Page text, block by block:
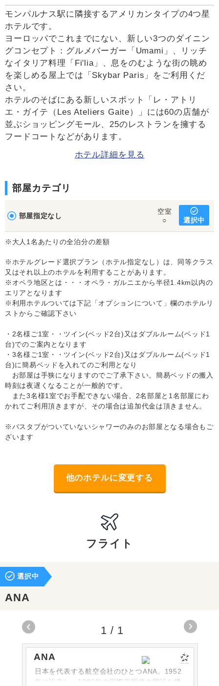
モンパルナス駅に隣接するアメリカンタイプの4つ星
ホテルです。
ヨーロッパでこれまでにない、新しい3つのダイニン
グコンセプト：グルメバーガー「Umami」、リッチ
なイタリア料理「Fi'lia」、息をのむような街の眺め
を楽しめる屋上では「Skybar Paris」をご利用くだ
さい。
ホテルのそばにある新しいスポット「レ・アトリ
エ・ガイテ（Les Ateliers Gaite）」には60の店舗が
並ぶショッピングモール、25のレストランを擁する
フードコートなどがあります。
ホテル詳細を見る
部屋カテゴリ
部屋指定なし
空室
○
選択中
※大人1名あたりの全泊分の差額
※ホテルグレード選択プラン（ホテル指定なし）は、同等クラス
又はそれ以上のホテルを利用することがあります。
※オペラ地区とは・・・オペラ・ガルニエから半径1.4km以内の
エリアとなります
※利用ホテルついては下記「オプションについて」欄のホテルリ
ストからご確認下さい
・2名様ご1室・・ツイン(ベッド2台)又はダブルルーム(ベッド1
台)でのご案内となります
・3名様ご1室・・ツイン(ベッド2台)又はダブルルーム(ベッド1
台)に簡易ベッドを入れてのご利用となり
お部屋は手狭になりますのでご了承下さい。簡易ベッドの搬入
時刻は夜遅くなることが一般的です。
また3名様1室でお手配できない場合、2名部屋と1名部屋にわ
かれてご利用頂きますが、その場合は追加代金は頂きません。
※バスタブがついていないシャワーのみのお部屋となる場合もご
ざいます
他のホテルに変更する
フライト
選択中
ANA
ANA
日本を代表する航空会社のひとつANA。1952
年に設立し、1986年の国際定期便の開設を機
1 / 1